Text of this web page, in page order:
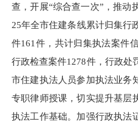
查，开展“综合查一次”，推动
25年全市住建条线累计归集行
件161件，共计归集执法案件
行政检查案件1278件，行政处
市住建执法人员参加执法业务
专职律师授课，切实提升基层
执法工作基础。加强行政执法